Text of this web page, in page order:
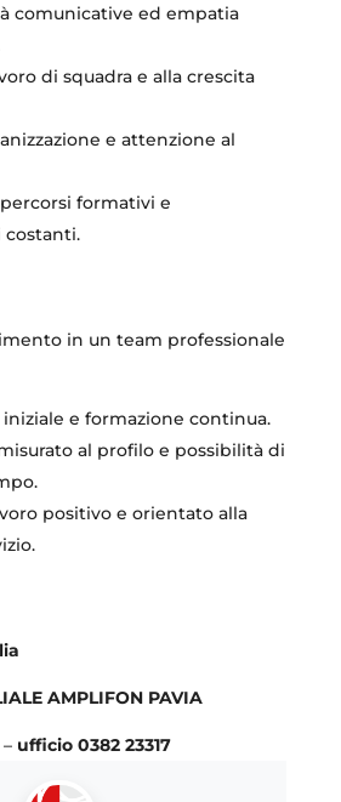
comunicative ed empatia
di squadra e alla crescita
e attenzione al
formativi e
in un team professionale
e formazione continua.
al profilo e possibilità di
positivo e orientato alla
AMPLIFON PAVIA
– ufficio 0382 23317